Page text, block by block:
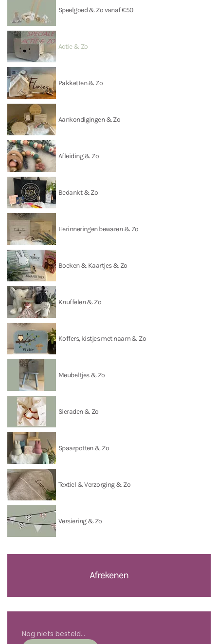
Speelgoed & Zo vanaf €50
Actie & Zo
Pakketten & Zo
Aankondigingen & Zo
Afleiding & Zo
Bedankt & Zo
Herinneringen bewaren & Zo
Boeken & Kaartjes & Zo
Knuffelen & Zo
Koffers, kistjes met naam & Zo
Meubeltjes & Zo
Sieraden & Zo
Spaarpotten & Zo
Textiel & Verzorging & Zo
Versiering & Zo
Afrekenen
Nog niets besteld...